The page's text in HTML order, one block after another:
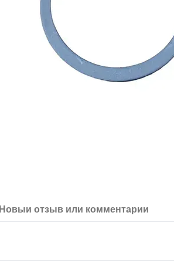
Новый отзыв или комментарий